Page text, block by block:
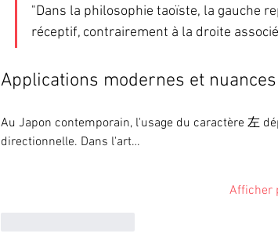
"Dans la philosophie taoïste, la gauche
réceptif, contrairement à la droite
Applications modernes et
Au Japon contemporain, l'usage du caractère 左
directionnelle. Dans l'art…
Afficher